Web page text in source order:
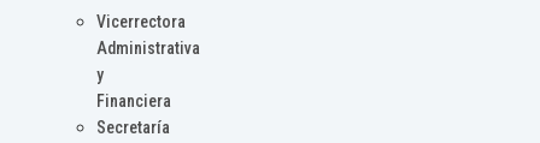
Vicerrectora
Administrativa
y
Financiera
Secretaría